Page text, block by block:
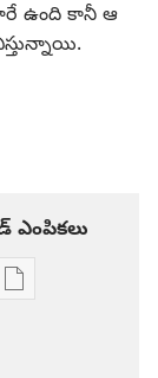
ఉంది కానీ ఆ
ఎంపికలు
ప్రచురణల